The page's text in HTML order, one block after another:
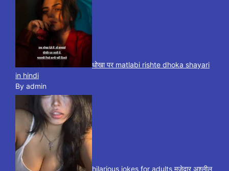
धोखा पर matlabi rishte dhoka shayari
in hindi
By admin
hilarious jokes for adults मजेदार अश्लील